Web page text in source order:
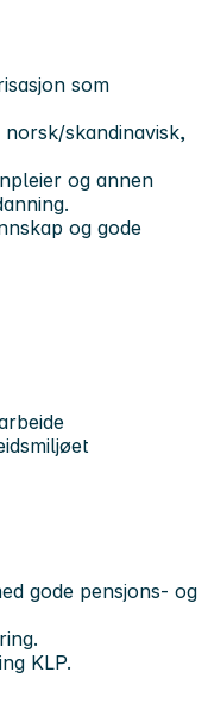
som
skandinavisk,
og annen
og gode
gode pensjons- og
KLP.